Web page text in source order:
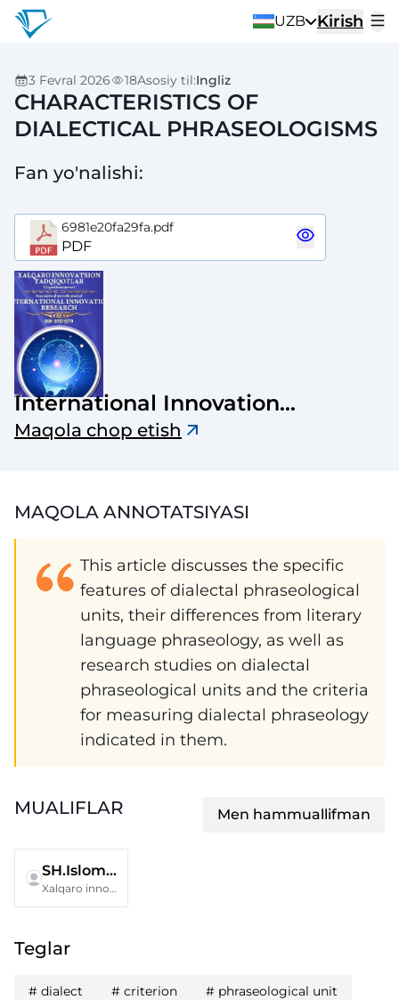
UZB Kirish
3 Fevral 2026 18Asosiy til:Ingliz
CHARACTERISTICS OF
DIALECTICAL PHRASEOLOGISMS
Fan yo'nalishi:
6981e20fa29fa.pdf
PDF
International Innovation
Research
Maqola chop etish
MAQOLA ANNOTATSIYASI
This article discusses the specific
features of dialectal phraseological
units, their differences from literary
language phraseology, as well as
research studies on dialectal
phraseological units and the criteria
for measuring dialectal phraseology
indicated in them.
MUALIFLAR Men hammuallifman
SH.Islomova
Xalqaro innovatsion unversiteti
Teglar
# dialect # criterion # phraseological unit